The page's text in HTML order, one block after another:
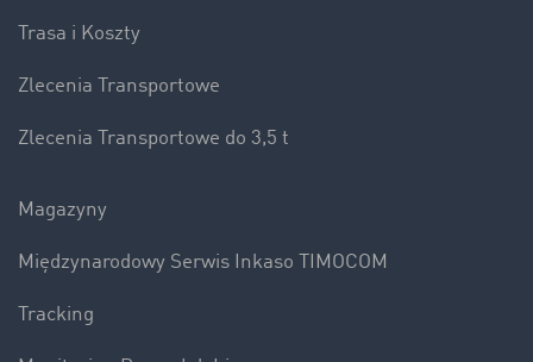
Trasa i Koszty
Zlecenia Transportowe
Zlecenia Transportowe do 3,5 t
Magazyny
Międzynarodowy Serwis Inkaso TIMOCOM
Tracking